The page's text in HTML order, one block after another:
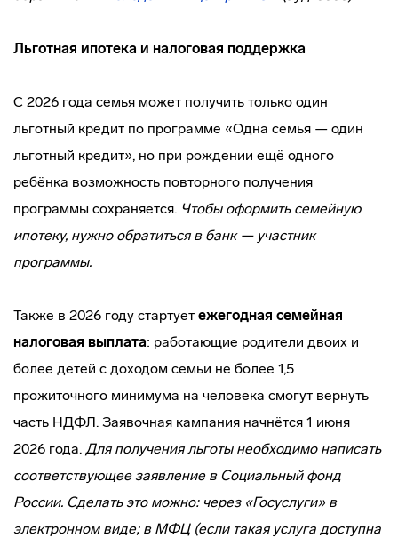
Льготная ипотека и налоговая поддержка
С 2026 года семья может получить только один
льготный кредит по программе «Одна семья — один
льготный кредит», но при рождении ещё одного
ребёнка возможность повторного получения
программы сохраняется. Чтобы оформить семейную
ипотеку, нужно обратиться в банк — участник
программы.
Также в 2026 году стартует ежегодная семейная
налоговая выплата: работающие родители двоих и
более детей с доходом семьи не более 1,5
прожиточного минимума на человека смогут вернуть
часть НДФЛ. Заявочная кампания начнётся 1 июня
2026 года. Для получения льготы необходимо написать
соответствующее заявление в Социальный фонд
России. Сделать это можно: через «Госуслуги» в
электронном виде; в МФЦ (если такая услуга доступна